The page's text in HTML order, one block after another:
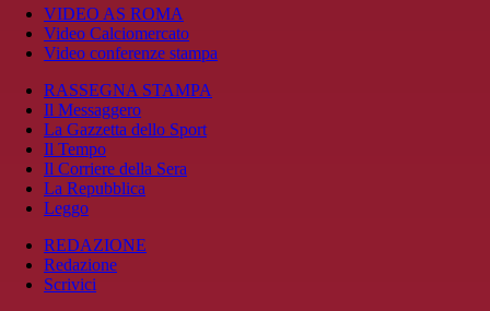
VIDEO AS ROMA
Video Calciomercato
Video conferenze stampa
RASSEGNA STAMPA
Il Messaggero
La Gazzetta dello Sport
Il Tempo
Il Corriere della Sera
La Repubblica
Leggo
REDAZIONE
Redazione
Scrivici